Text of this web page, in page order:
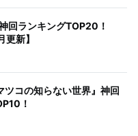
回ランキングTOP20！
更新】
コの知らない世界』神回
！